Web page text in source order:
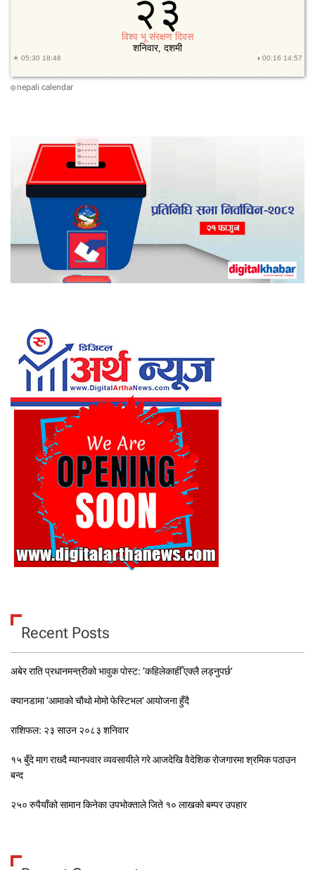
© nepali calendar
Recent Posts
अबेर राति प्रधानमन्त्रीको भावुक पोस्ट: ‘कहिलेकाहीँ एक्लै लड्नुपर्छ’
क्यानडामा ‘आमाको चौथो मोमो फेस्टिभल’ आयोजना हुँदै
राशिफल: २३ साउन २०८३ शनिवार
१५ बुँदे माग राख्दै म्यानपवार व्यवसायीले गरे आजदेखि वैदेशिक रोजगारमा श्रमिक पठाउन
बन्द
२५० रुपैयाँको सामान किनेका उपभोक्ताले जिते १० लाखको बम्पर उपहार